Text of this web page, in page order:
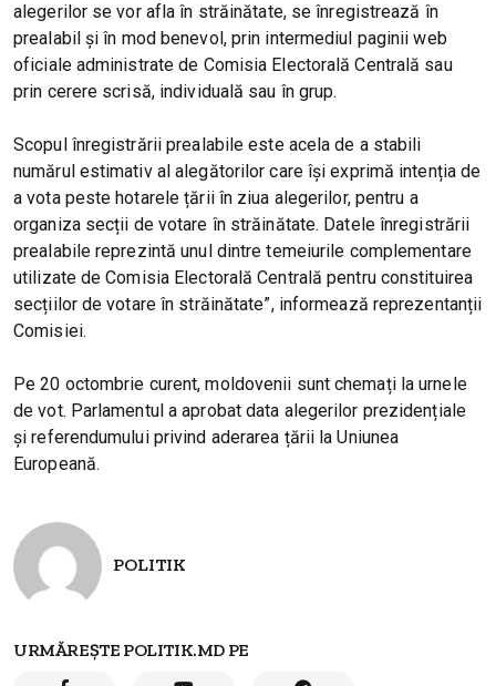
alegerilor se vor afla în străinătate, se înregistrează în
prealabil și în mod benevol, prin intermediul paginii web
oficiale administrate de Comisia Electorală Centrală sau
prin cerere scrisă, individuală sau în grup.
Scopul înregistrării prealabile este acela de a stabili
numărul estimativ al alegătorilor care își exprimă intenția de
a vota peste hotarele țării în ziua alegerilor, pentru a
organiza secții de votare în străinătate. Datele înregistrării
prealabile reprezintă unul dintre temeiurile complementare
utilizate de Comisia Electorală Centrală pentru constituirea
secțiilor de votare în străinătate”, informează reprezentanții
Comisiei.
Pe 20 octombrie curent, moldovenii sunt chemați la urnele
de vot. Parlamentul a aprobat data alegerilor prezidențiale
și referendumului privind aderarea țării la Uniunea
Europeană.
POLITIK
URMĂREȘTE POLITIK.MD PE